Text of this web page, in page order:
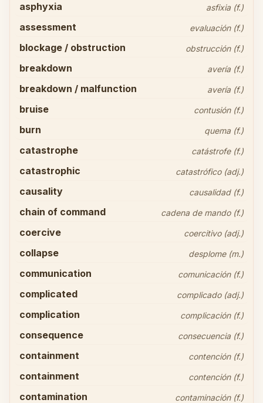
asphyxia asfixia (f.)
assessment evaluación (f.)
blockage / obstruction obstrucción (f.)
breakdown avería (f.)
breakdown / malfunction avería (f.)
bruise contusión (f.)
burn quema (f.)
catastrophe catástrofe (f.)
catastrophic catastrófico (adj.)
causality causalidad (f.)
chain of command cadena de mando (f.)
coercive coercitivo (adj.)
collapse desplome (m.)
communication comunicación (f.)
complicated complicado (adj.)
complication complicación (f.)
consequence consecuencia (f.)
containment contención (f.)
containment contención (f.)
contamination contaminación (f.)